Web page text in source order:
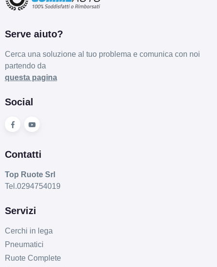
Serve aiuto?
Cerca una soluzione al tuo problema e comunica con noi
partendo da
questa pagina
Social
Contatti
Top Ruote Srl
Tel.0294754019
Servizi
Cerchi in lega
Pneumatici
Ruote Complete